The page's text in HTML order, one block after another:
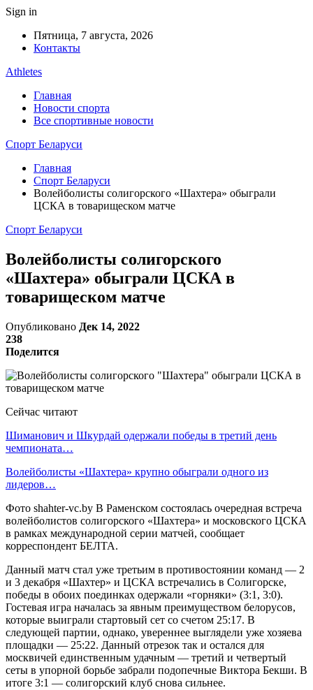
Sign in
Пятница, 7 августа, 2026
Контакты
Athletes
Главная
Новости спорта
Все спортивные новости
Спорт Беларуси
Главная
Спорт Беларуси
Волейболисты солигорского «Шахтера» обыграли
ЦСКА в товарищеском матче
Спорт Беларуси
Волейболисты солигорского
«Шахтера» обыграли ЦСКА в
товарищеском матче
Опубликовано Дек 14, 2022
238
Поделится
Сейчас читают
Шиманович и Шкурдай одержали победы в третий день
чемпионата…
Волейболисты «Шахтера» крупно обыграли одного из
лидеров…
Фото shahter-vc.by В Раменском состоялась очередная встреча
волейболистов солигорского «Шахтера» и московского ЦСКА
в рамках международной серии матчей, сообщает
корреспондент БЕЛТА.
Данный матч стал уже третьим в противостоянии команд — 2
и 3 декабря «Шахтер» и ЦСКА встречались в Солигорске,
победы в обоих поединках одержали «горняки» (3:1, 3:0).
Гостевая игра началась за явным преимуществом белорусов,
которые выиграли стартовый сет со счетом 25:17. В
следующей партии, однако, увереннее выглядели уже хозяева
площадки — 25:22. Данный отрезок так и остался для
москвичей единственным удачным — третий и четвертый
сеты в упорной борьбе забрали подопечные Виктора Бекши. В
итоге 3:1 — солигорский клуб снова сильнее.